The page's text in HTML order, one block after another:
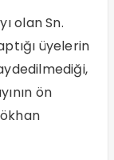
olan Sn.
üyelerin
ön